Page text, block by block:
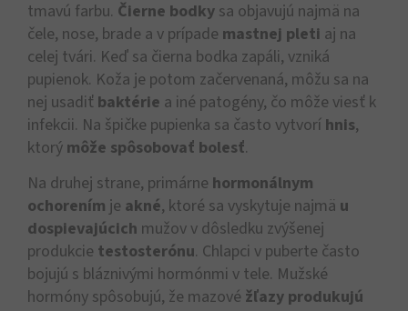
tmavú farbu. Čierne bodky sa objavujú najmä na
čele, nose, brade a v prípade mastnej pleti aj na
celej tvári. Keď sa čierna bodka zapáli, vzniká
pupienok. Koža je potom začervenaná, môžu sa na
nej usadiť baktérie a iné patogény, čo môže viesť k
infekcii. Na špičke pupienka sa často vytvorí hnis,
ktorý môže spôsobovať bolesť.
Na druhej strane, primárne hormonálnym
ochorením je akné, ktoré sa vyskytuje najmä u
dospievajúcich mužov v dôsledku zvýšenej
produkcie testosterónu. Chlapci v puberte často
bojujú s bláznivými hormónmi v tele. Mužské
hormóny spôsobujú, že mazové žľazy produkujú